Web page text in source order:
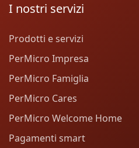
I nostri servizi
Prodotti e servizi
PerMicro Impresa
PerMicro Famiglia
PerMicro Cares
PerMicro Welcome Home
Pagamenti smart